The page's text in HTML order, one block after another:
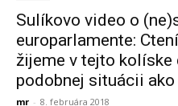
Sulíkovo video o
europarlamente:
žijeme v tejto kolíske
podobnej situácii
mr - 8. februára 2018